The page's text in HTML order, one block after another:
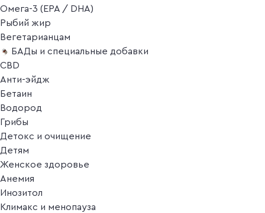
Омега-3 (EPA / DHA)
Рыбий жир
Вегетарианцам
БАДы и специальные добавки
CBD
Анти-эйдж
Бетаин
Водород
Грибы
Детокс и очищение
Детям
Женское здоровье
Анемия
Инозитол
Климакс и менопауза